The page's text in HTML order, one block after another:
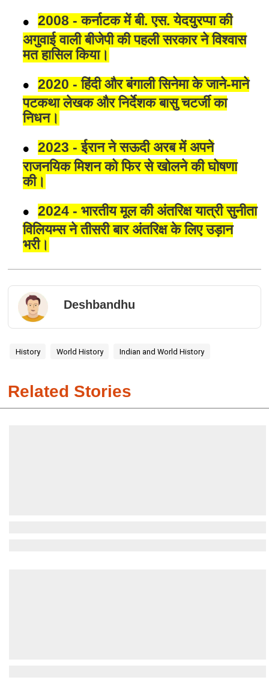
2008 - कर्नाटक में बी. एस. येदयुरप्पा की
अगुवाई वाली बीजेपी की पहली सरकार ने विश्वास
मत हासिल किया।
2020 - हिंदी और बंगाली सिनेमा के जाने-माने
पटकथा लेखक और निर्देशक बासु चटर्जी का
निधन।
2023 - ईरान ने सऊदी अरब में अपने
राजनयिक मिशन को फिर से खोलने की घोषणा
की।
2024 - भारतीय मूल की अंतरिक्ष यात्री सुनीता
विलियम्स ने तीसरी बार अंतरिक्ष के लिए उड़ान
भरी।
Deshbandhu
History World History Indian and World History
Related Stories